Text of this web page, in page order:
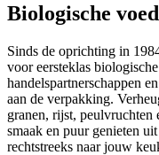
Biologische
Sinds de oprichting in
voor eersteklas
handelspartnerschappen
aan de verpakking.
granen, rijst, peulvruchten
smaak en puur genieten
rechtstreeks naar jouw